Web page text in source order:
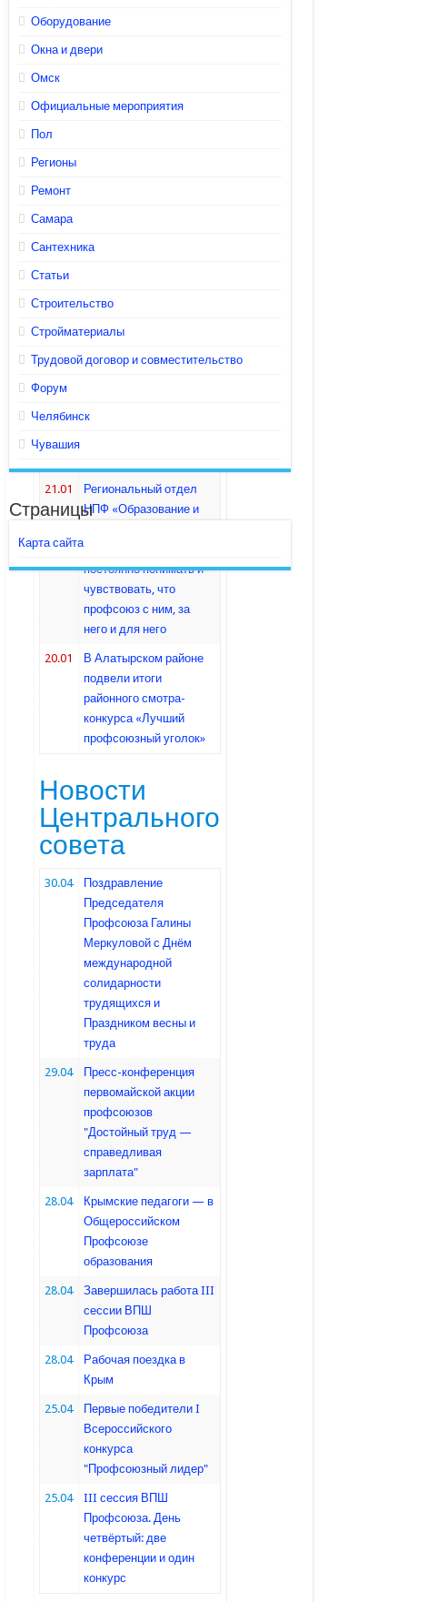
30.01
Соглашение в
о стабильном и
профсоюзную работу у
проверка в Чувашии: в
124 образовательных
364 нарушения
законодательства
21.01
21.01
Региональный отдел
НПФ «Образование и
профсоюза нужно
постоянно понимать и
чувствовать, что
профсоюз с ним, за
него и для него
20.01
В Алатырском районе
подвели итоги
районного смотра-
конкурса «Лучший
профсоюзный уголок»
Новости
Центрального
совета
30.04
Поздравление
Председателя
Профсоюза Галины
Меркуловой с Днём
международной
солидарности
трудящихся и
Праздником весны и
труда
29.04
Пресс-конференция
первомайской акции
профсоюзов
"Достойный труд —
справедливая
зарплата"
28.04
Крымские педагоги — в
Общероссийском
Профсоюзе
образования
28.04
Завершилась работа III
сессии ВПШ
Профсоюза
28.04
Рабочая поездка в
Крым
25.04
Первые победители I
Всероссийского
конкурса
"Профсоюзный лидер"
25.04
III сессия ВПШ
Профсоюза. День
четвёртый: две
конференции и один
конкурс
Оборудование
Окна и двери
Омск
Официальные мероприятия
Пол
Регионы
Ремонт
Самара
Сантехника
Статьи
Строительство
Стройматериалы
Трудовой договор и совместительство
Форум
Челябинск
Чувашия
Страницы
Карта сайта